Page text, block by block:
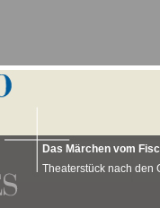
Das Märchen vom
Theaterstück nach den